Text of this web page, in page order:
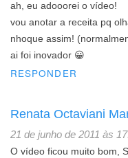
ah, eu adooorei o vídeo!
vou anotar a receita pq
nhoque assim!
ai foi inovador 😀
RESPONDER
Renata Octaviani
21 de junho de 2011 às
O vídeo ficou muito bom,